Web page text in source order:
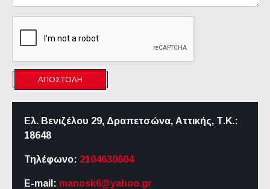
ΑΠΟΣΤΟΛΉ
Ελ. Βενιζέλου 29, Δραπετσώνα, Αττικής, Τ.Κ.:
18648
Τηλέφωνο: 2104630604
E-mail: manosk6@yahoo.gr